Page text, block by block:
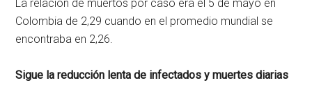
La relación de muertos por caso era el 5 de mayo en
Colombia de 2,29 cuando en el promedio mundial se
encontraba en 2,26.
Sigue la reducción lenta de infectados y muertes diarias